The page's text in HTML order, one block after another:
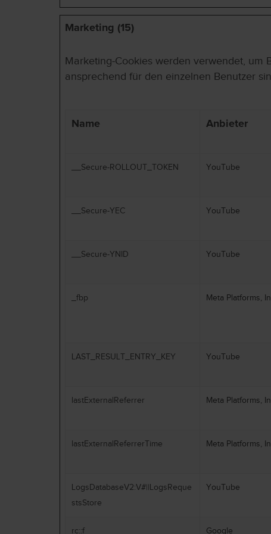
Marketing (15)
Marketing-Cookies werden verwendet, um
ansprechend für den einzelnen Benutzer
Name Anbieter
__Secure-ROLLOUT_TOKEN YouTube
__Secure-YEC YouTube
__Secure-YNID YouTube
_fbp Meta Platforms,
LAST_RESULT_ENTRY_KEY YouTube
lastExternalReferrer Meta Platforms,
lastExternalReferrerTime Meta Platforms,
LogsDatabaseV2:V#||LogsReque
stsStore
YouTube
rc::f Google